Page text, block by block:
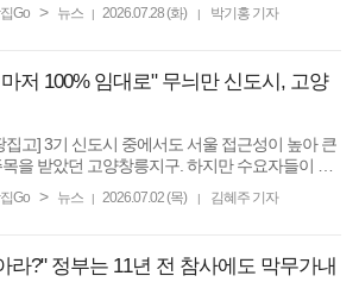
상 대형으로 크게 쏠리면서 대다수 대형 타입에서
Go > 뉴스 | 2026.07.28 (화) | 박기홍 기자
저 100% 임대로" 무늬만 신도시, 고양
집고] 3기 신도시 중에서도 서울 접근성이 높아 큰
을 받았던 고양창릉지구. 하지만 수요자들이 기
싸늘하다. 화려한 청사진과 달리 핵심 민간 분양
Go > 뉴스 | 2026.07.02 (목) | 김혜주 기자
라?" 정부는 11년 전 참사에도 막무가내